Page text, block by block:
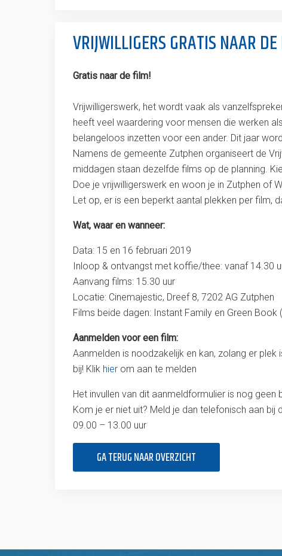
VRIJWILLIGERS GRATIS NAAR
Gratis naar de film!
Vrijwilligerswerk, het wordt vaak als
heeft veel waardering voor mensen die werken
belangeloos inzetten voor een ander. Dit jaar
Namens de gemeente Zutphen organiseert de
middagen staan dezelfde films op de planning.
Doe je vrijwilligerswerk en woon je in Zutphen of
Let op, er is een beperkt aantal plekken per film,
Wat, waar en wanneer:
Data: 15 en 16 februari 2019
Inloop & ontvangst met koffie/thee: vanaf 14.30
Aanvang films: 15.30 uur
Locatie: Cinemajestic, Dreef 8, 7202 AG Zutphen
Films beide dagen: Instant Family en Green
Aanmelden voor een film:
Aanmelden is noodzakelijk en kan, zolang er
bij! Klik hier om aan te melden
Het invullen van dit aanmeldformulier is nog
Kom je er niet uit? Meld je dan telefonisch aan
09.00 – 13.00 uur
GA TERUG NAAR OVERZICHT